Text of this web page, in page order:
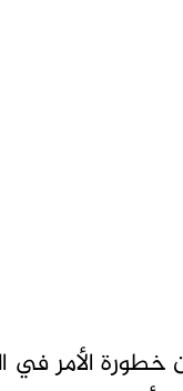
خطورة الأمر